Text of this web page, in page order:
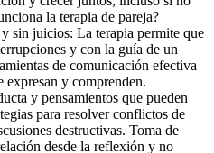
la terapia de pareja?
sin juicios: La terapia permite que
y con la guía de un
de comunicación efectiva
expresan y comprenden.
y pensamientos que pueden
para resolver conflictos de
destructivas. Toma de
desde la reflexión y no